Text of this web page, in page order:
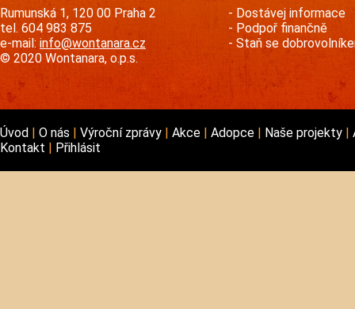
Rumunská 1, 120 00 Praha 2
tel. 604 983 875
e-mail: info@wontanara.cz
© 2020 Wontanara, o.p.s.
Dostávej informace
Podpoř finančně
Staň se
Úvod O nás Výroční zprávy Akce Adopce Naše projekty
Kontakt
Přihlásit